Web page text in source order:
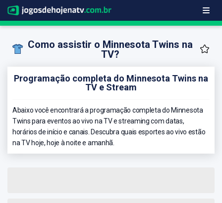
Como assistir o Minnesota Twins na
TV?
Programação completa do Minnesota Twins na
TV e Stream
Abaixo você encontrará a programação completa do Minnesota
Twins para eventos ao vivo na TV e streaming com datas,
horários de início e canais. Descubra quais esportes ao vivo estão
na TV hoje, hoje à noite e amanhã.